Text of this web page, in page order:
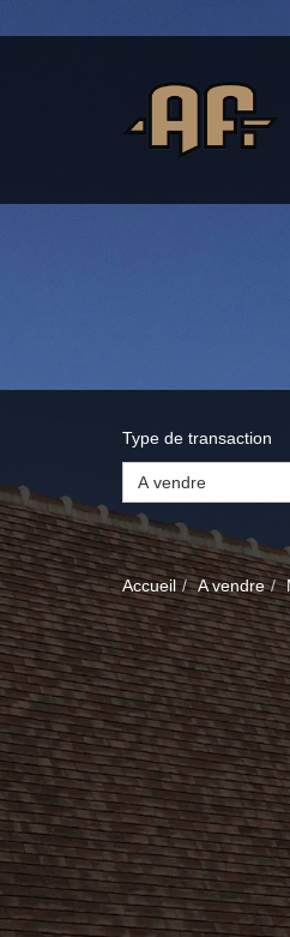
Type de transaction
A vendre
Accueil A vendre